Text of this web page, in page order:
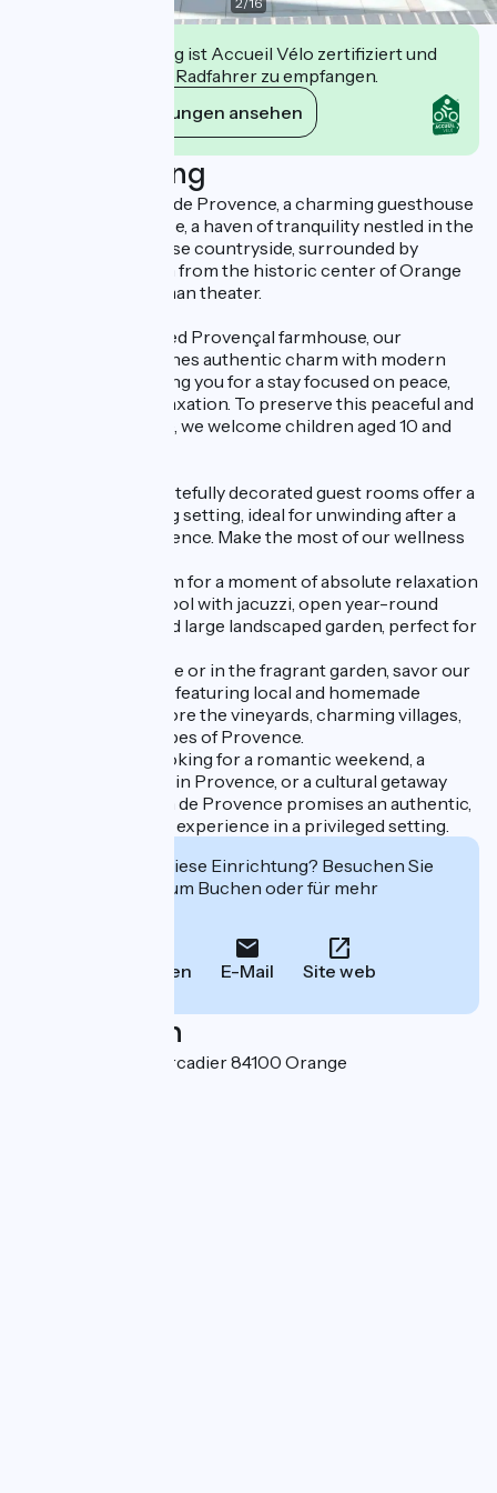
Diese Einrichtung ist Accueil Vélo zertifiziert und
verpflichtet sich, Radfahrer zu empfangen.
Ihre Verpflichtungen ansehen
Beschreibung
Welcome to Justin de Provence, a charming guesthouse
in Orange, Provence, a haven of tranquility nestled in the
heart of the Vaucluse countryside, surrounded by
vineyards, just 2 km from the historic center of Orange
and its famous Roman theater.
Housed in a restored Provençal farmhouse, our
guesthouse combines authentic charm with modern
comforts, welcoming you for a stay focused on peace,
well-being, and relaxation. To preserve this peaceful and
restful atmosphere, we welcome children aged 10 and
Our elegant and tastefully decorated guest rooms offer a
refined and relaxing setting, ideal for unwinding after a
day exploring Provence. Make the most of our wellness
✨ Spa with hammam for a moment of absolute relaxation
✨ Heated indoor pool with jacuzzi, open year-round
✨ Outdoor pool and large landscaped garden, perfect for
Relax on the terrace or in the fragrant garden, savor our
delicious breakfast featuring local and homemade
products, and explore the vineyards, charming villages,
and iconic landscapes of Provence.
Whether you're looking for a romantic weekend, a
wellness spa break in Provence, or a cultural getaway
near Orange, Justin de Provence promises an authentic,
serene, and refined experience in a privileged setting.
Interessiert Sie diese Einrichtung? Besuchen Sie
deren Website zum Buchen oder für mehr
Anrufen E-Mail Site web
Localisation
621, Chemin du Mercadier 84100 Orange